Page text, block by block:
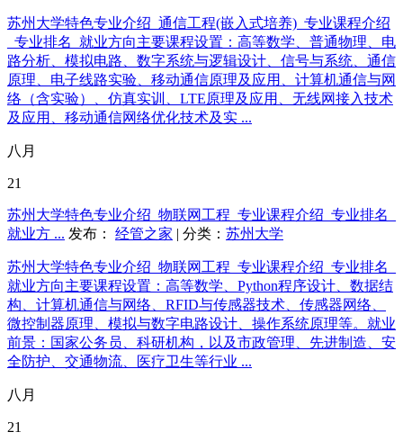
苏州大学特色专业介绍_通信工程(嵌入式培养)_专业课程介绍
_专业排名_就业方向主要课程设置：高等数学、普通物理、电
路分析、模拟电路、数字系统与逻辑设计、信号与系统、通信
原理、电子线路实验、移动通信原理及应用、计算机通信与网
络（含实验）、仿真实训、LTE原理及应用、无线网接入技术
及应用、移动通信网络优化技术及实 ...
八月
21
苏州大学特色专业介绍_物联网工程_专业课程介绍_专业排名_
就业方 ... 发布： 经管之家 | 分类： 苏州大学
苏州大学特色专业介绍_物联网工程_专业课程介绍_专业排名_
就业方向主要课程设置：高等数学、Python程序设计、数据结
构、计算机通信与网络、RFID与传感器技术、传感器网络、
微控制器原理、模拟与数字电路设计、操作系统原理等。就业
前景：国家公务员、科研机构，以及市政管理、先进制造、安
全防护、交通物流、医疗卫生等行业 ...
八月
21